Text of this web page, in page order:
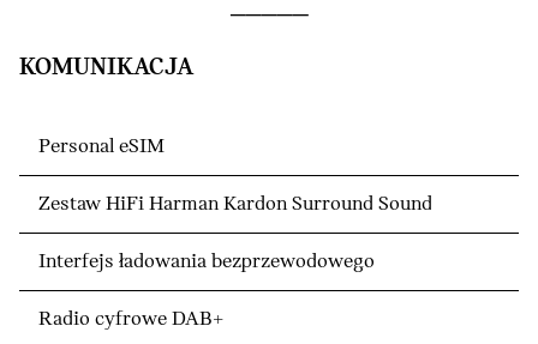
KOMUNIKACJA
Personal eSIM
Zestaw HiFi Harman Kardon Surround Sound
Interfejs ładowania bezprzewodowego
Radio cyfrowe DAB+